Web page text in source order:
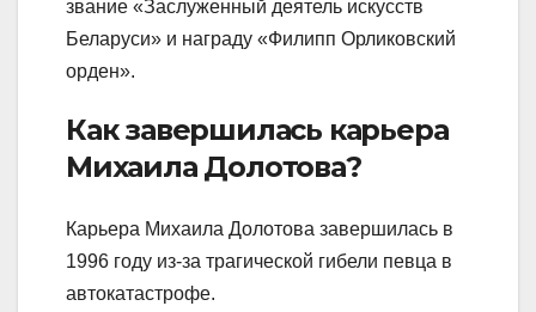
звание «Заслуженный деятель искусств
Беларуси» и награду «Филипп Орликовский
орден».
Как завершилась карьера
Михаила Долотова?
Карьера Михаила Долотова завершилась в
1996 году из-за трагической гибели певца в
автокатастрофе.